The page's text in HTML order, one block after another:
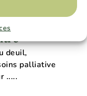
, et
deuil,
palliative
.....